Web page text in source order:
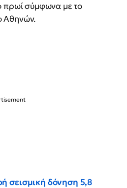
πρωί σύμφωνα με το
Αθηνών.
σεισμική δόνηση 5,8